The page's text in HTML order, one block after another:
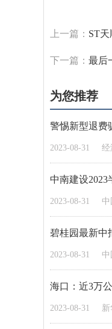
上一篇： ST
下一篇： 最后
为您推荐
警惕新型退费
2023-08-31 经
中南建设
2023-08-31 中
碧桂园最新中
2023-08-31 中
海口：近3万
2023-08-31